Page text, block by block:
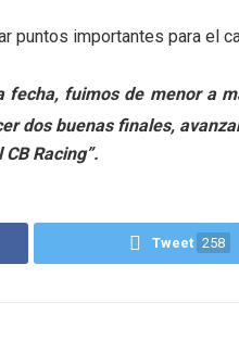
puntos importantes para el
fecha, fuimos de menor a
dos buenas finales,
Racing”.
Tweet 258